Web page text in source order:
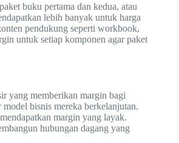
buku pertama dan kedua, atau
lebih banyak untuk harga
pendukung seperti workbook,
untuk setiap komponen agar paket
yang memberikan margin bagi
bisnis mereka berkelanjutan.
margin yang layak.
hubungan dagang yang